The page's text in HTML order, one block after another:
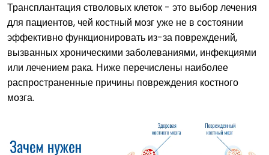
Трансплантация стволовых клеток - это выбор лечения
для пациентов, чей костный мозг уже не в состоянии
эффективно функционировать из-за повреждений,
вызванных хроническими заболеваниями, инфекциями
или лечением рака. Ниже перечислены наиболее
распространенные причины повреждения костного
мозга.